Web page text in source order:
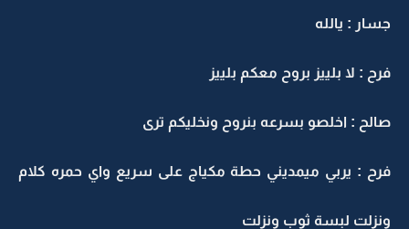
جسار : يالله
فرح : لا بلييز بروح معكم بلييز
صالح : اخلصو بسرعه بنروح ونخليكم ترى
فرح : يربي ميمديني حطة مكياج على سريع واي حمره كلام
ونزلت لبسة ثوب ونزلت